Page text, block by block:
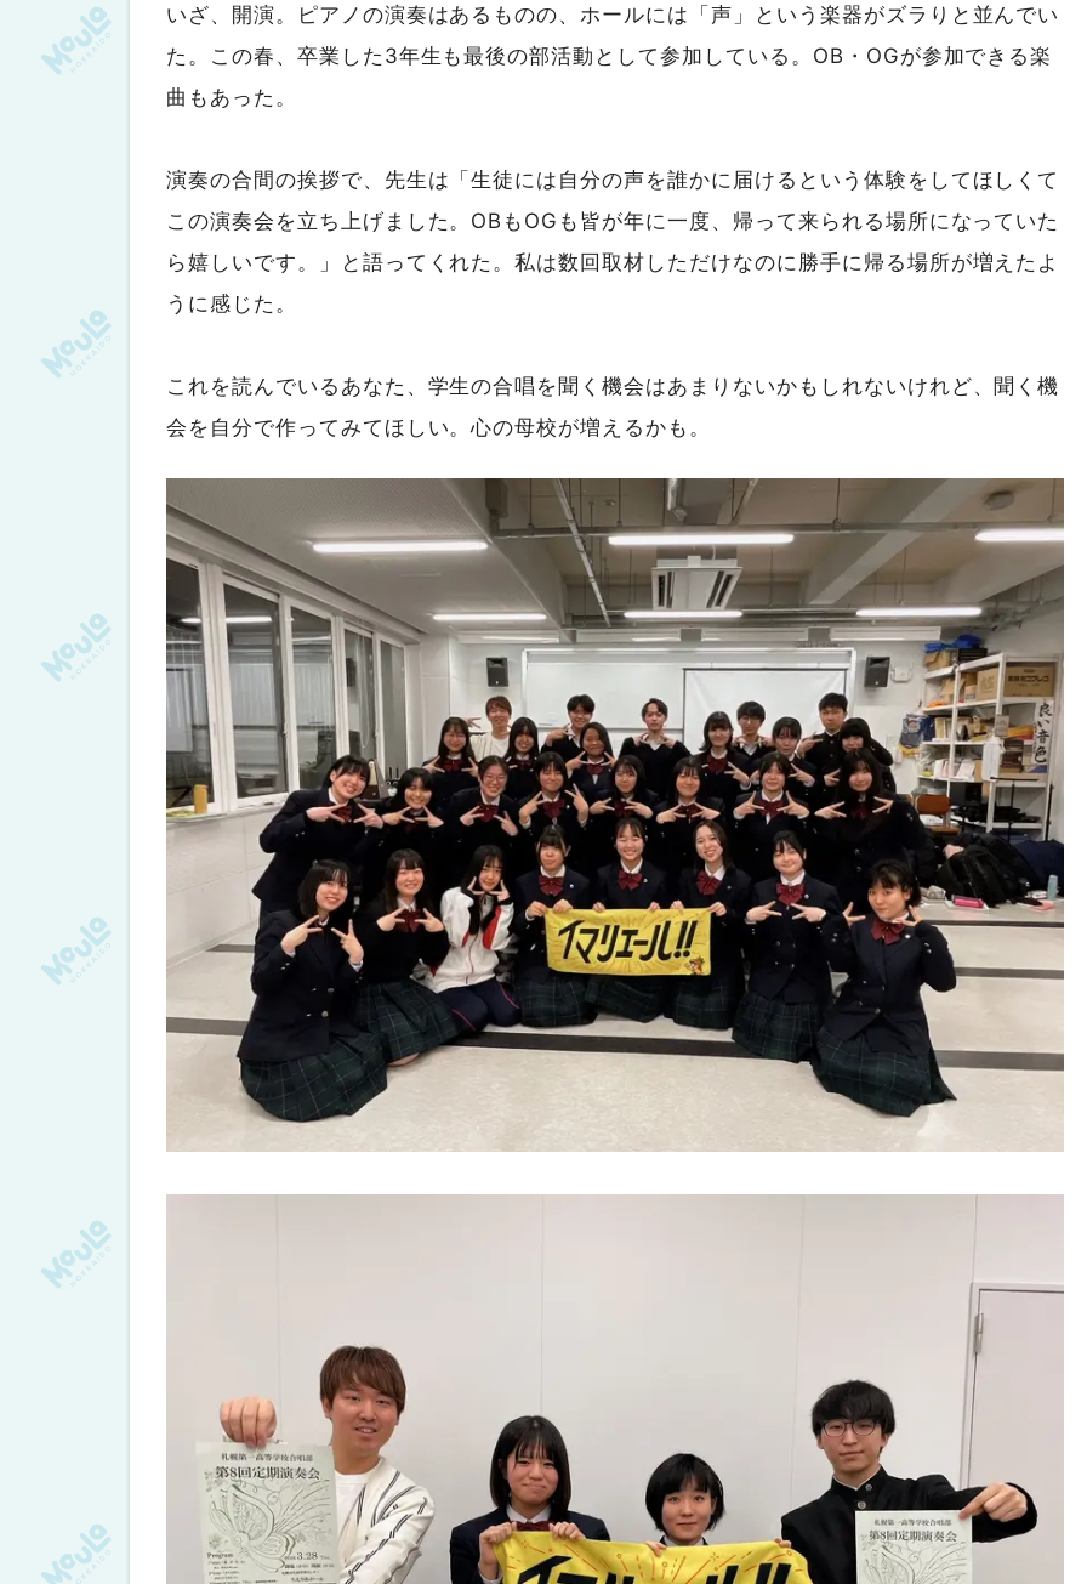
いざ、開演。ピアノの演奏はあるものの、ホールには「声」という楽器がズラりと並んでい
た。この春、卒業した3年生も最後の部活動として参加している。OB・OGが参加できる楽
曲もあった。
演奏の合間の挨拶で、先生は「生徒には自分の声を誰かに届けるという体験をしてほしくて
この演奏会を立ち上げました。OBもOGも皆が年に一度、帰って来られる場所になっていた
ら嬉しいです。」と語ってくれた。私は数回取材しただけなのに勝手に帰る場所が増えたよ
うに感じた。
これを読んでいるあなた、学生の合唱を聞く機会はあまりないかもしれないけれど、聞く機
会を自分で作ってみてほしい。心の母校が増えるかも。